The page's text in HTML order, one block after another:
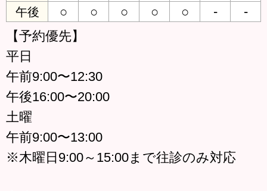
午後 ○ ○ ○ ○ ○ -
-
【予約優先】
平日
午前9:00〜12:30
午後16:00〜20:00
土曜
午前9:00〜13:00
※木曜日9:00～15:00まで往診のみ対応